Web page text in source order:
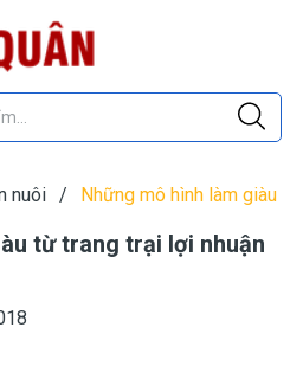
nuôi /
Những mô hình làm giàu
từ trang trại lợi nhuận